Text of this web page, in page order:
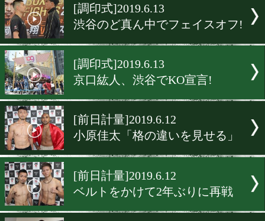
京口紘人「4Rまでに倒す!
[予備検診]2019.6.17
京口紘人「数字通りのパワ
[調印式]2019.6.13
渋谷のど真ん中でフェイス
[調印式]2019.6.13